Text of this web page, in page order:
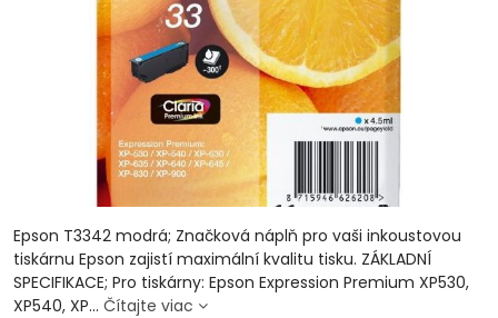
Epson T3342 modrá; Značková náplň pro vaši inkoustovou
tiskárnu Epson zajistí maximální kvalitu tisku. ZÁKLADNÍ
SPECIFIKACE; Pro tiskárny: Epson Expression Premium XP530,
XP540, XP... Čítajte viac